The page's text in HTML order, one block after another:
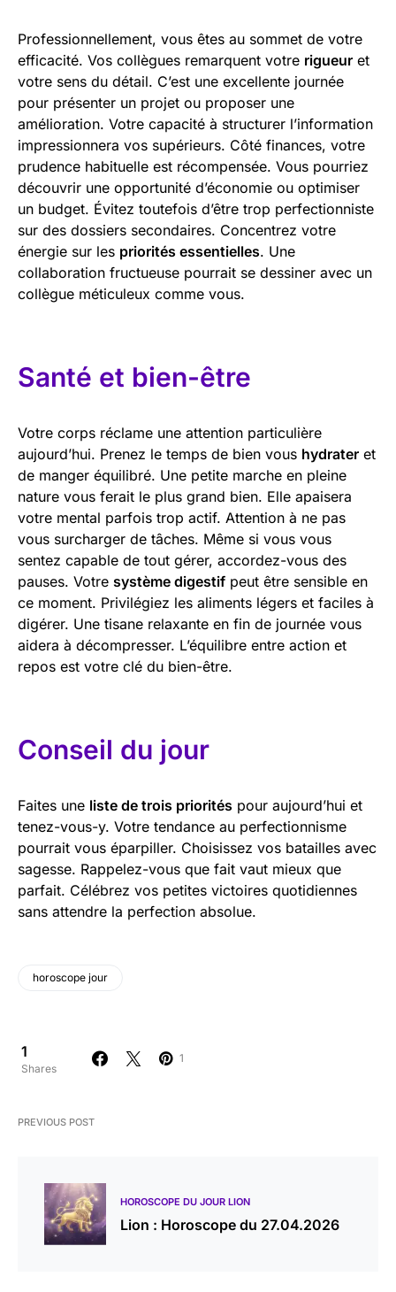
Professionnellement, vous êtes au sommet de votre
efficacité. Vos collègues remarquent votre rigueur et
votre sens du détail. C’est une excellente journée
pour présenter un projet ou proposer une
amélioration. Votre capacité à structurer l’information
impressionnera vos supérieurs. Côté finances, votre
prudence habituelle est récompensée. Vous pourriez
découvrir une opportunité d’économie ou optimiser
un budget. Évitez toutefois d’être trop perfectionniste
sur des dossiers secondaires. Concentrez votre
énergie sur les priorités essentielles. Une
collaboration fructueuse pourrait se dessiner avec un
collègue méticuleux comme vous.
Santé et bien-être
Votre corps réclame une attention particulière
aujourd’hui. Prenez le temps de bien vous hydrater et
de manger équilibré. Une petite marche en pleine
nature vous ferait le plus grand bien. Elle apaisera
votre mental parfois trop actif. Attention à ne pas
vous surcharger de tâches. Même si vous vous
sentez capable de tout gérer, accordez-vous des
pauses. Votre système digestif peut être sensible en
ce moment. Privilégiez les aliments légers et faciles à
digérer. Une tisane relaxante en fin de journée vous
aidera à décompresser. L’équilibre entre action et
repos est votre clé du bien-être.
Conseil du jour
Faites une liste de trois priorités pour aujourd’hui et
tenez-vous-y. Votre tendance au perfectionnisme
pourrait vous éparpiller. Choisissez vos batailles avec
sagesse. Rappelez-vous que fait vaut mieux que
parfait. Célébrez vos petites victoires quotidiennes
sans attendre la perfection absolue.
horoscope jour
1
Shares
1
PREVIOUS POST
HOROSCOPE DU JOUR LION
Lion : Horoscope du 27.04.2026